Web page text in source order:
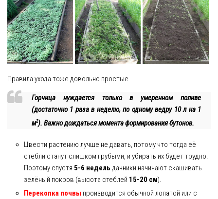
Правила ухода тоже довольно простые.
Горчица нуждается только в умеренном поливе
(достаточно 1 раза в неделю, по одному ведру 10 л на 1
м2). Важно дождаться момента формирования бутонов.
Цвести растению лучше не давать, потому что тогда её
стебли станут слишком грубыми, и убирать их будет трудно.
Поэтому спустя 5-6 недель дачники начинают скашивать
зелёный покров (высота стеблей 15-20 см).
Перекопка почвы производится обычной лопатой или с